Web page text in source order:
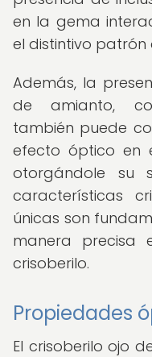
en la gema
el distintivo
Además, la
de amianto,
también puede
efecto óptico en
otorgándole su
características
únicas son
manera precisa
crisoberilo.
Propiedades
El crisoberilo ojo